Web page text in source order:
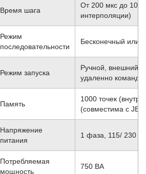
Время шага
От 200 мкс до 100
интерполяции)
Режим
последовательности
Бесконечный или
Режим запуска
Ручной, внешний
удаленно
Память
1000 точек
(совместима с
Напряжение
питания
1 фаза, 115/ 230 В
Потребляемая
мощность
750 ВА